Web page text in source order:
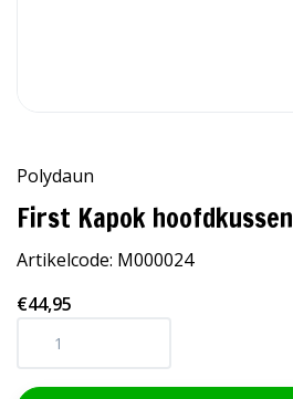
Polydaun
First Kapok hoofdkussen
Artikelcode: M000024
€44,95